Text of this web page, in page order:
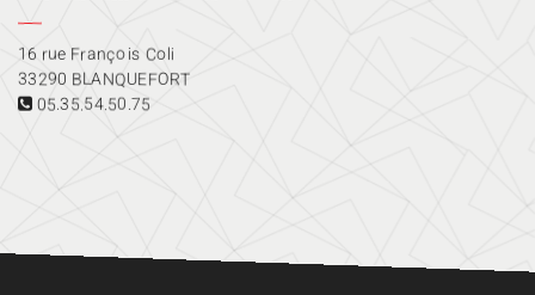
16 rue François Coli
33290 BLANQUEFORT
05.35.54.50.75